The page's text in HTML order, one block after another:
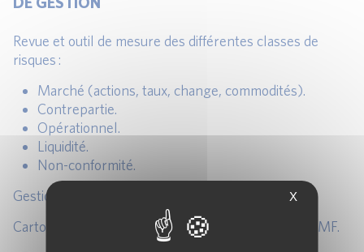
Revue et outil de mesure des différentes classes de
risques :
Marché (actions, taux, change, commodités).
Contrepartie.
Opérationnel.
Liquidité.
Non-conformité.
Gestion des bases incidents.
Cartographie annuelle des risques identifiés par l’AMF.
X